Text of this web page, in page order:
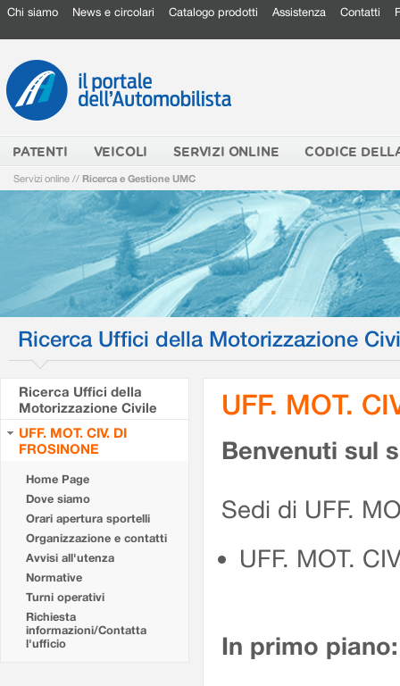
Chi siamo News e circolari Catalogo prodotti Assistenza Contatti
PATENTI VEICOLI SERVIZI ONLINE CODICE
Servizi online // Ricerca e Gestione UMC
Ricerca Uffici della Motorizzazione
Ricerca Uffici della
Motorizzazione Civile
UFF. MOT. CIV. DI
FROSINONE
Home Page
Dove siamo
Orari apertura sportelli
Organizzazione e contatti
Avvisi all'utenza
Normative
Turni operativi
Richiesta
informazioni/Contatta
l'ufficio
UFF. MOT.
Benvenuti sul
Sedi di UFF.
UFF. MOT.
In primo piano: